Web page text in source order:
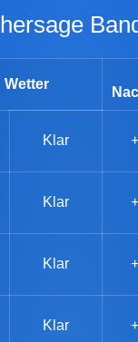
Wetter
Klar
Klar
Klar
Klar